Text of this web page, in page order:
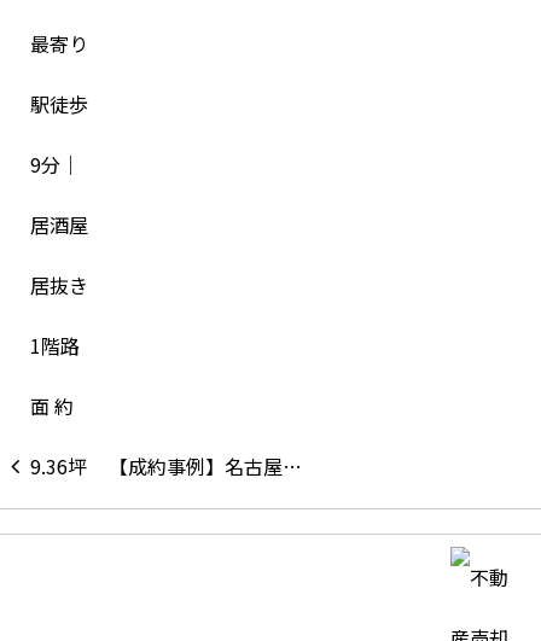
【成約事例】名古屋…